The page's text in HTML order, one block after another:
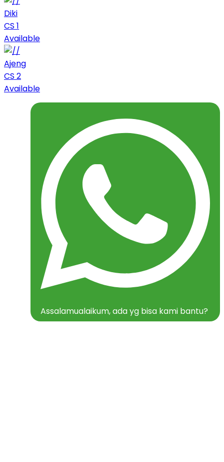
Diki
CS 1
Available
Ajeng
CS 2
Available
Assalamualaikum, ada yg bisa kami bantu?